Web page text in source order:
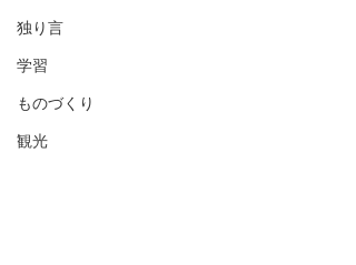
独り言
学習
ものづくり
観光